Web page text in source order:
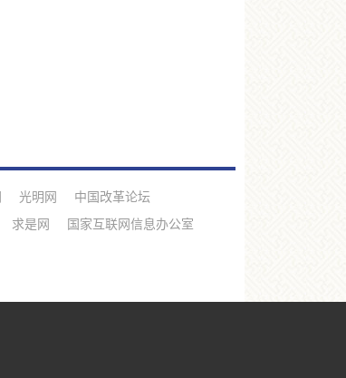
光明网
中国改革论坛
求是网
国家互联网信息办公室